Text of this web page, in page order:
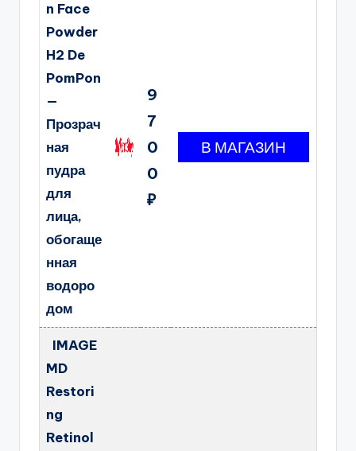
n Face
Powder
H2 De
PomPon
—
Прозрач
ная
пудра
для
лица,
обогаще
нная
водоро
дом
9
7
0
0
₽
IMAGE
MD
Restori
ng
Retinol